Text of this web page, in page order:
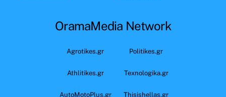
OramaMedia Network
Agrotikes.gr Politikes.gr
Athlitikes.gr Texnologika.gr
AutoMotoPlus.gr Thisishellas.gr